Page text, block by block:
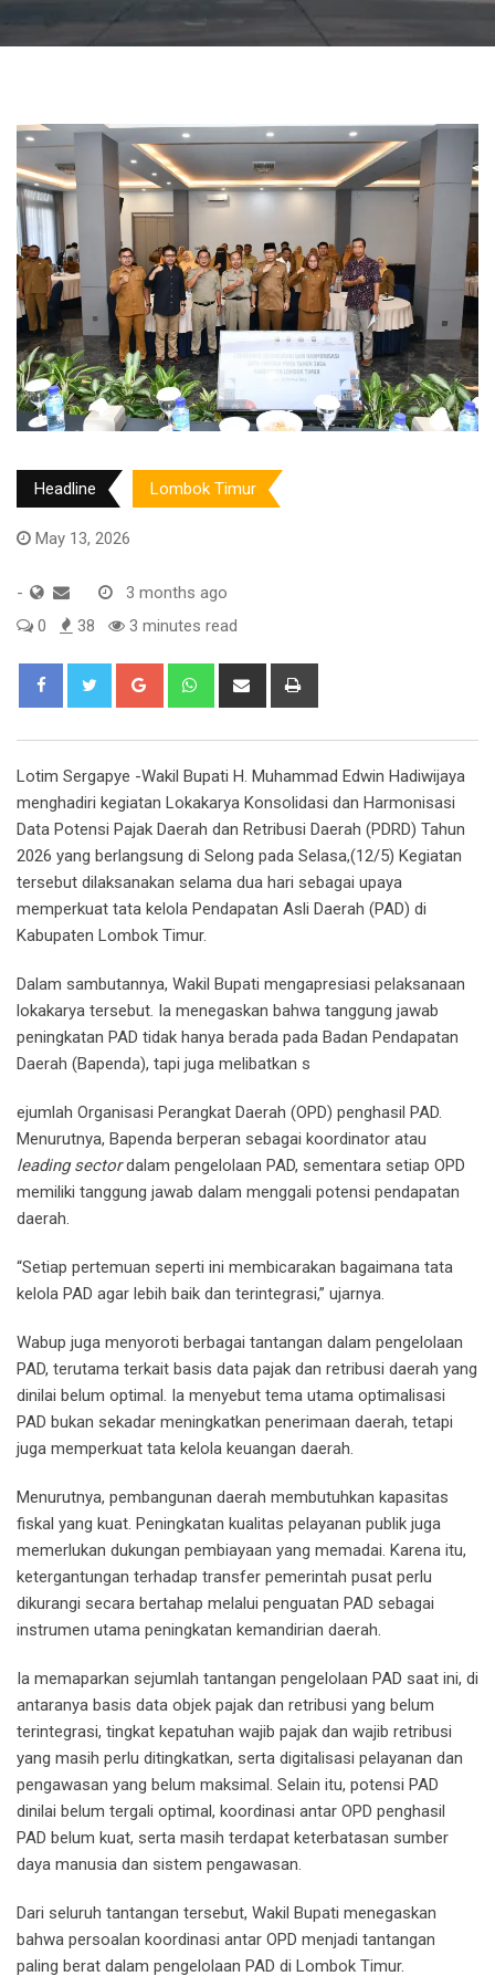
Headline Lombok Timur
May 13, 2026
-
3 months ago
0
38 3 minutes read
Google+ WhatsappShare
Lotim Sergapye -Wakil Bupati H. Muhammad Edwin Hadiwijaya
menghadiri kegiatan Lokakarya Konsolidasi dan Harmonisasi
Data Potensi Pajak Daerah dan Retribusi Daerah (PDRD) Tahun
2026 yang berlangsung di Selong pada Selasa,(12/5) Kegiatan
tersebut dilaksanakan selama dua hari sebagai upaya
memperkuat tata kelola Pendapatan Asli Daerah (PAD) di
Kabupaten Lombok Timur.
Dalam sambutannya, Wakil Bupati mengapresiasi pelaksanaan
lokakarya tersebut. Ia menegaskan bahwa tanggung jawab
peningkatan PAD tidak hanya berada pada Badan Pendapatan
Daerah (Bapenda), tapi juga melibatkan s
ejumlah Organisasi Perangkat Daerah (OPD) penghasil PAD.
Menurutnya, Bapenda berperan sebagai koordinator atau
leading sectordalam pengelolaan PAD, sementara setiap OPD
memiliki tanggung jawab dalam menggali potensi pendapatan
daerah.
“Setiap pertemuan seperti ini membicarakan bagaimana tata
kelola PAD agar lebih baik dan terintegrasi,” ujarnya.
Wabup juga menyoroti berbagai tantangan dalam pengelolaan
PAD, terutama terkait basis data pajak dan retribusi daerah yang
dinilai belum optimal. Ia menyebut tema utama optimalisasi
PAD bukan sekadar meningkatkan penerimaan daerah, tetapi
juga memperkuat tata kelola keuangan daerah.
Menurutnya, pembangunan daerah membutuhkan kapasitas
fiskal yang kuat. Peningkatan kualitas pelayanan publik juga
memerlukan dukungan pembiayaan yang memadai. Karena itu,
ketergantungan terhadap transfer pemerintah pusat perlu
dikurangi secara bertahap melalui penguatan PAD sebagai
instrumen utama peningkatan kemandirian daerah.
Ia memaparkan sejumlah tantangan pengelolaan PAD saat ini, di
antaranya basis data objek pajak dan retribusi yang belum
terintegrasi, tingkat kepatuhan wajib pajak dan wajib retribusi
yang masih perlu ditingkatkan, serta digitalisasi pelayanan dan
pengawasan yang belum maksimal. Selain itu, potensi PAD
dinilai belum tergali optimal, koordinasi antar OPD penghasil
PAD belum kuat, serta masih terdapat keterbatasan sumber
daya manusia dan sistem pengawasan.
Dari seluruh tantangan tersebut, Wakil Bupati menegaskan
bahwa persoalan koordinasi antar OPD menjadi tantangan
paling berat dalam pengelolaan PAD di Lombok Timur.